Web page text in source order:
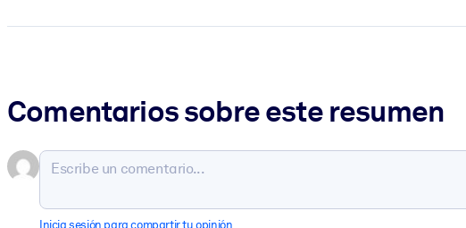
Comentarios sobre este resumen
Inicia sesión para compartir tu opinión